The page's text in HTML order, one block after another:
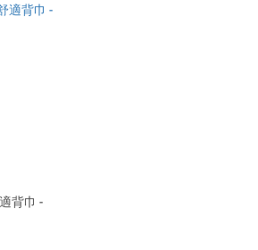
背巾 -